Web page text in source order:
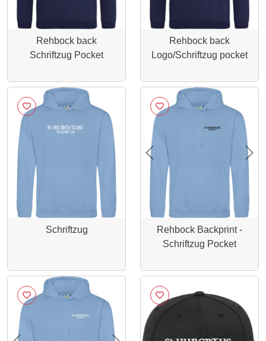
Rehbock back
Schriftzug Pocket
Rehbock back
Logo/Schriftzug pocket
Schriftzug
Previous
Rehbock Backprint -
Schriftzug Pocket